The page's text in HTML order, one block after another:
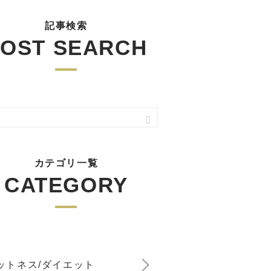
記事検索
SEARCH
カテゴリ一覧
CATEGORY
トネス/ダイエット